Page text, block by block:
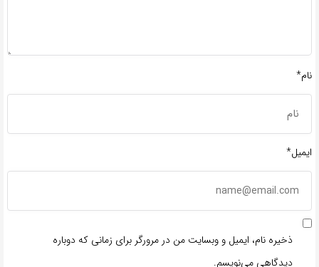
نام*
ایمیل*
ذخیره نام، ایمیل و وبسایت من در مرورگر برای زمانی که دوباره
دیدگاهی می‌نویسم.